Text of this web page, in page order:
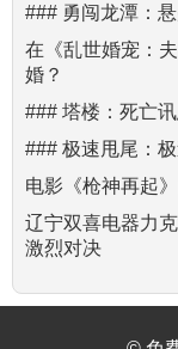
### 勇闯龙潭：
在《乱世婚宠：
婚？
### 塔楼：死亡
### 极速甩尾：
电影《枪神再起
辽宁双喜电器力
激烈对决